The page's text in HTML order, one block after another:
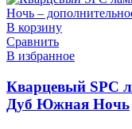
В корзину
Сравнить
В избранное
Кварцевый SPC
Дуб Южная Ночь